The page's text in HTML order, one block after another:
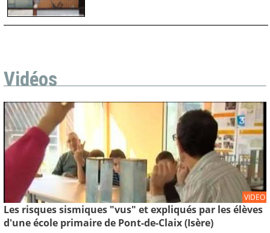
Vidéos
VIDEO
Les risques sismiques "vus" et expliqués par les élèves
d'une école primaire de Pont-de-Claix (Isère)